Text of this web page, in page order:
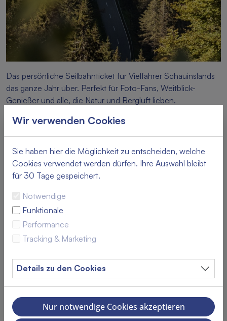
Das persönliche Seilbahnticket für Vielfahrer Schauinslands
das ganze Jahr über. Perfekt für Foto-Fans, Weitblick-
Genießer und alle, die Natur und Bergluft lieben.
Jahreskarte Erwachsene
Jahreskarte Kind (6 - 14 Jahre)
Jahreskarte Hund
40,00 €
Gesamtpreis 0,00€
Wir verwenden Cookies
Sie haben hier die Möglichkeit zu entscheiden, welche
Cookies verwendet werden dürfen. Ihre Auswahl bleibt
für 30 Tage gespeichert.
Notwendige
Funktionale
Performance
Tracking & Marketing
Details zu den Cookies
Nur notwendige Cookies akzeptieren